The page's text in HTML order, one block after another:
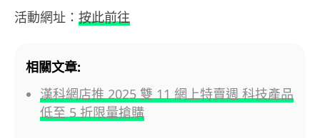
活動網址： 按此前往
相關文章:
漢科網店推 2025 雙 11 網上特賣週 科技產品
低至 5 折限量搶購